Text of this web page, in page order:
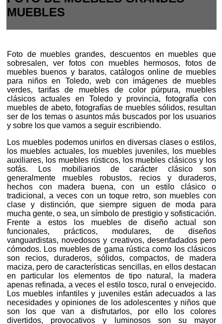
MUEBLES
Foto de muebles grandes, descuentos en muebles que
sobresalen, ver fotos con muebles hermosos, fotos de
muebles buenos y baratos, catálogos online de muebles
para niños en Toledo, web con imágenes de muebles
verdes, tarifas de muebles de color púrpura, muebles
clásicos actuales en Toledo y provincia, fotografía con
muebles de abeto, fotografías de muebles sólidos, resultan
ser de los temas o asuntos más buscados por los usuarios
y sobre los que vamos a seguir escribiendo.
Los muebles podemos unirlos en diversas clases o estilos,
los muebles actuales, los muebles juveniles, los muebles
auxiliares, los muebles rústicos, los muebles clásicos y los
sofás. Los mobiliarios de carácter clásico son
generalmente muebles robustos, recios y duraderos,
hechos con madera buena, con un estilo clásico o
tradicional, a veces con un toque retro, son muebles con
clase y distinción, que siempre siguen de moda para
mucha gente, o sea, un símbolo de prestigio y sofisticación.
Frente a estos los muebles de diseño actual son
funcionales, prácticos, modulares, de diseños
vanguardistas, novedosos y creativos, desenfadados pero
cómodos. Los muebles de gama rústica como los clásicos
son recios, duraderos, sólidos, compactos, de madera
maciza, pero de características sencillas, en ellos destacan
en particular los elementos de tipo natural, la madera
apenas refinada, a veces el estilo tosco, rural o envejecido.
Los muebles infantiles y juveniles están adecuados a las
necesidades y opiniones de los adolescentes y niños que
son los que van a disfrutarlos, por ello los colores
divertidos, provocativos y luminosos son su mayor